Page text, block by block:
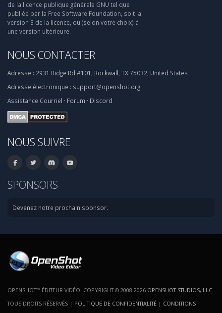
de la licence publique générale GNU tel que
publiée par la Free Software Foundation, soit la
version 3 de la licence, ou (selon votre choix) à
une version ultérieure.
NOUS CONTACTER
Adresse : 2931 Ridge Rd #101, Rockwall, TX 75032, United States
Adresse électronique : support@openshot.org
Assistance Courriel · Forum · Discord
NOUS SUIVRE
SPONSORS
Devenez notre prochain sponsor.
OPENSHOT™ ÉDITEUR VIDÉO. COPYRIGHT © 2008-2026 OPENSHOT STUDIOS, LLC
TOUS DROITS RÉSERVÉS | POLITIQUE DE CONFIDENTIALITÉ | CONDITIONS